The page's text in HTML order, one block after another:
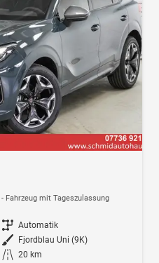
Fahrzeug mit Tageszulassung
Getriebe Automatik
Außenfarbe Fjordblau Uni (9K)
Kilometerstand 20 km